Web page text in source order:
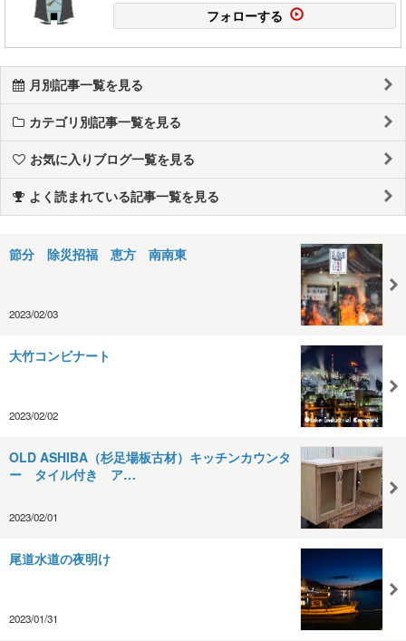
フォローする
月別記事一覧を見る
カテゴリ別記事一覧を見る
お気に入りブログ一覧を見る
よく読まれている記事一覧を見る
節分 除災招福 恵方 南南東
2023/02/03
大竹コンビナート
2023/02/02
OLD ASHIBA（杉足場板古材）キッチンカウンタ
ー タイル付き ア…
2023/02/01
尾道水道の夜明け
2023/01/31